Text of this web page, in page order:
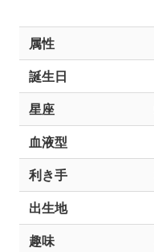
属性
誕生日
星座
血液型
利き手
出生地
趣味